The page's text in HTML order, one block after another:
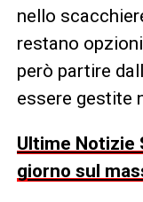
nello
restano
però partire
essere gestite
Ultime Notizie
giorno sul